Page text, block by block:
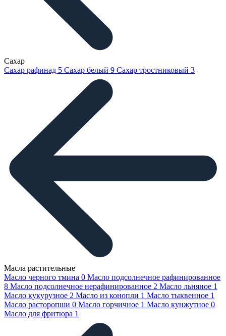
Сахар
Сахар рафинад 5 Сахар белый 9 Сахар тростниковый 3
Масла растительные
Масло черного тмина 0 Масло подсолнечное рафинированное
8 Масло подсолнечное нерафинированное 2 Масло льняное 1
Масло кукурузное 2 Масло из конопли 1 Масло тыквенное 1
Масло расторопши 0 Масло горчичное 1 Масло кунжутное 0
Масло для фритюра 1